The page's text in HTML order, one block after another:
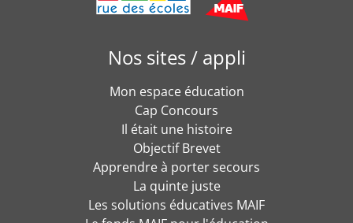
Nos sites / appli
Mon espace éducation
Cap Concours
Il était une histoire
Objectif Brevet
Apprendre à porter secours
La quinte juste
Les solutions éducatives MAIF